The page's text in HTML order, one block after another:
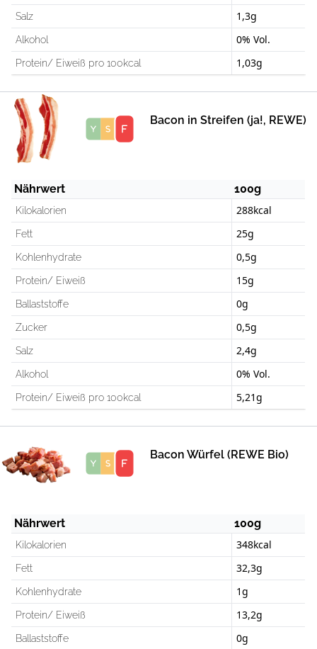
Salz 1,3g
Alkohol 0% Vol.
Protein/ Eiweiß pro 100kcal 1,03g
Score Bacon in Streifen (ja!, REWE)
Nährwert 100g
Kilokalorien 288kcal
Fett 25g
Kohlenhydrate 0,5g
Protein/ Eiweiß 15g
Ballaststoffe 0g
Zucker 0,5g
Salz 2,4g
Alkohol 0% Vol.
Protein/ Eiweiß pro 100kcal 5,21g
Score Bacon Würfel (REWE Bio)
Nährwert 100g
Kilokalorien 348kcal
Fett 32,3g
Kohlenhydrate 1g
Protein/ Eiweiß 13,2g
Ballaststoffe 0g